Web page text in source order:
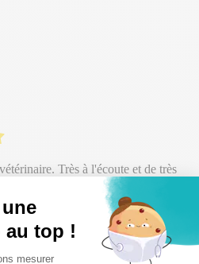
Très à l'écoute et de très
vivement.